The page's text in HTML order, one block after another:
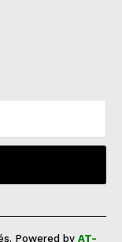
Powered by AT-